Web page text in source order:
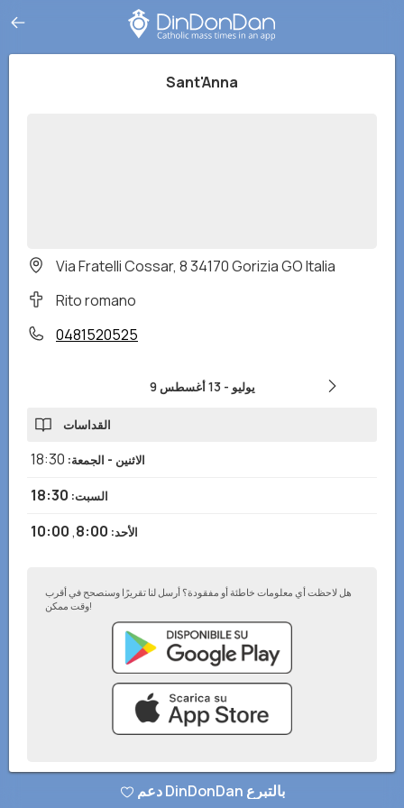
Sant'Anna
Via Fratelli Cossar, 8 34170 Gorizia GO Italia
Rito romano
0481520525
9 يوليو -13 أغسطس
القداسات
الاثنين - الجمعة:
18:30
السبت:
18:30
الأحد:
8:00
,
10:00
هل لاحظت أي معلومات خاطئة أو مفقودة؟ أرسل لنا تقريرًا وسنصحح في أقرب
وقت ممكن!
© تطبيق DinDonDan 2026– أضف إلى موقعك الإلكتروني
دعم DinDonDan بالتبرع